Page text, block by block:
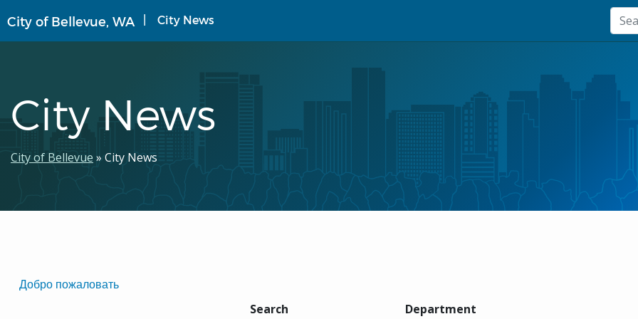
основному
City of Bellevue, WA City News
City News
Строка
City of Bellevue City News
Translated
Добро пожаловать
Search Department